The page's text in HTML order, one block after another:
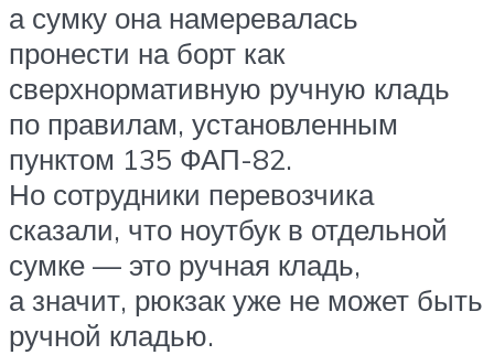
а сумку она намеревалась
пронести на борт как
сверхнормативную ручную кладь
по правилам, установленным
пунктом 135 ФАП-82.
Но сотрудники перевозчика
сказали, что ноутбук в отдельной
сумке — это ручная кладь,
а значит, рюкзак уже не может быть
ручной кладью.